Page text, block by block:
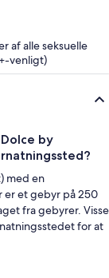
af alle seksuelle
venligt)
by
med en
er et gebyr på 250
fra gebyrer. Visse
for at